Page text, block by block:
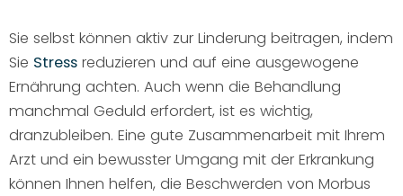
Sie selbst können aktiv zur Linderung beitragen, indem
Sie Stress reduzieren und auf eine ausgewogene
Ernährung achten. Auch wenn die Behandlung
manchmal Geduld erfordert, ist es wichtig,
dranzubleiben. Eine gute Zusammenarbeit mit Ihrem
Arzt und ein bewusster Umgang mit der Erkrankung
können Ihnen helfen, die Beschwerden von Morbus